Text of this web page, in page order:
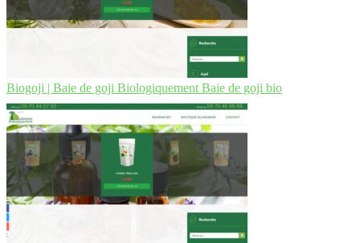
Biogoji | Baie de goji Biologique­ment Baie de goji bio